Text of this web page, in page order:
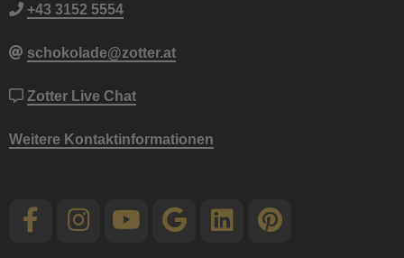
+43 3152 5554
schokolade@zotter.at
Zotter Live Chat
Weitere Kontaktinformationen